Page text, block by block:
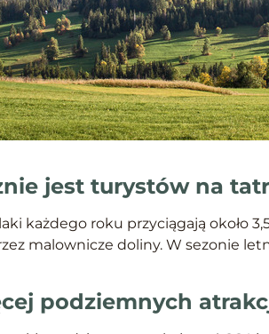
jest turystów na
każdego roku przyciągają około
malownicze doliny. W sezonie
podziemnych